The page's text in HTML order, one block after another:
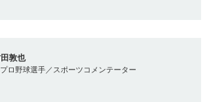
敦也
ロ野球選手／スポーツコメンテーター